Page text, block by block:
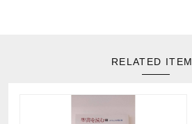
RELATED